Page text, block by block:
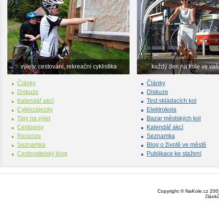
výlety, cestování, rekreační cyklistika
Články
Diskuze
Kalendář akcí
Cyklozájezdy
Tipy na výlet
Cestopisy
Recenze
Seznamka
Cestovatelský blog
každý den na kole ve
Články
Diskuze
Test skládacích kol
Elektrokola
Bazar městských kol
Kalendář akcí
Seznamka
Blog o životě ve městě
Publikace ke stažení
Copyright © NaKole.cz